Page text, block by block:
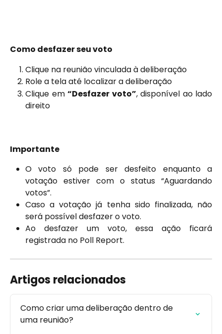
Como desfazer seu voto
Clique na reunião vinculada à deliberação
Role a tela até localizar a deliberação
Clique em “Desfazer voto”, disponível ao lado
direito
Importante
O voto só pode ser desfeito enquanto a
votação estiver com o status “Aguardando
votos”.
Caso a votação já tenha sido finalizada, não
será possível desfazer o voto.
Ao desfazer um voto, essa ação ficará
registrada no Poll Report.
Artigos relacionados
Como criar uma deliberação dentro de
uma reunião?